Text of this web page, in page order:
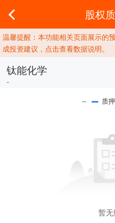
股权
温馨提醒：本功能相关页面展示的
成投资建议，点击查看数据说明。
钛能化学
-
-- 质
暂